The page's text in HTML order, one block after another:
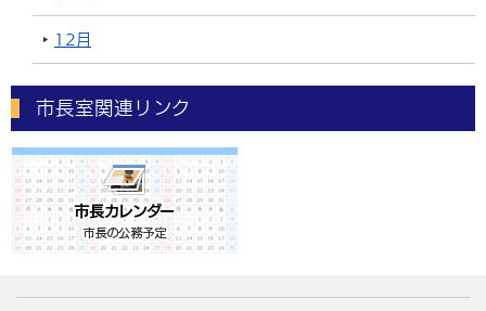
12月
市長室関連リンク